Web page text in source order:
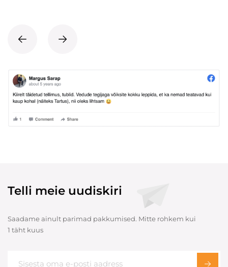
Telli meie uudiskiri
Saadame ainult parimad pakkumised. Mitte rohkem kui
1 täht kuus